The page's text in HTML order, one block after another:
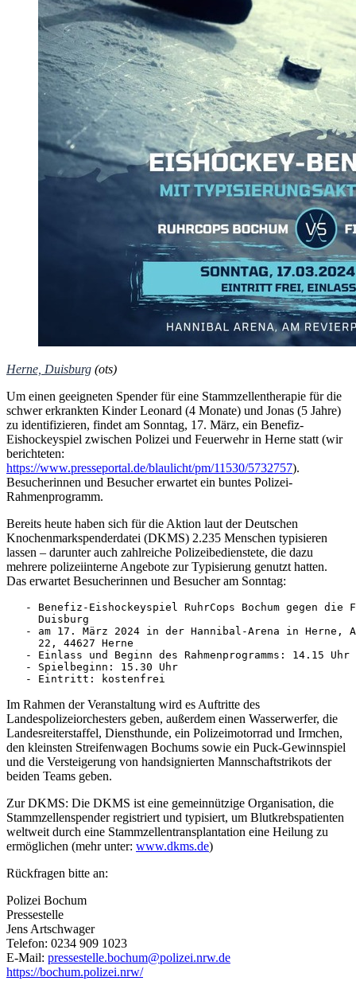
Herne, Duisburg (ots)
Um einen geeigneten Spender für eine Stammzellentherapie für die
schwer erkrankten Kinder Leonard (4 Monate) und Jonas (5 Jahre)
zu identifizieren, findet am Sonntag, 17. März, ein Benefiz-
Eishockeyspiel zwischen Polizei und Feuerwehr in Herne statt (wir
berichteten:
https://www.presseportal.de/blaulicht/pm/11530/5732757).
Besucherinnen und Besucher erwartet ein buntes Polizei-
Rahmenprogramm.
Bereits heute haben sich für die Aktion laut der Deutschen
Knochenmarkspenderdatei (DKMS) 2.235 Menschen typisieren
lassen – darunter auch zahlreiche Polizeibedienstete, die dazu
mehrere polizeiinterne Angebote zur Typisierung genutzt hatten.
Das erwartet Besucherinnen und Besucher am Sonntag:
- Benefiz-Eishockeyspiel RuhrCops Bochum gegen
     Duisburg
- am 17. März 2024 in der Hannibal-Arena in Herne,
     22, 44627 Herne
   - Einlass und Beginn des Rahmenprogramms: 14.15 Uhr
   - Spielbeginn: 15.30 Uhr
   - Eintritt: kostenfrei
Im Rahmen der Veranstaltung wird es Auftritte des
Landespolizeiorchesters geben, außerdem einen Wasserwerfer, die
Landesreiterstaffel, Diensthunde, ein Polizeimotorrad und Irmchen,
den kleinsten Streifenwagen Bochums sowie ein Puck-Gewinnspiel
und die Versteigerung von handsignierten Mannschaftstrikots der
beiden Teams geben.
Zur DKMS: Die DKMS ist eine gemeinnützige Organisation, die
Stammzellenspender registriert und typisiert, um Blutkrebspatienten
weltweit durch eine Stammzellentransplantation eine Heilung zu
ermöglichen (mehr unter: www.dkms.de)
Rückfragen bitte an:
Polizei Bochum
Pressestelle
Jens Artschwager
Telefon: 0234 909 1023
E-Mail: pressestelle.bochum@polizei.nrw.de
https://bochum.polizei.nrw/